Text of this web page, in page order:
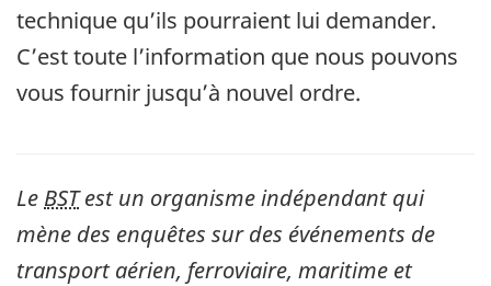
technique qu’ils pourraient lui demander.
C’est toute l’information que nous pouvons
vous fournir jusqu’à nouvel ordre.
Le BSTest un organisme indépendant qui
mène des enquêtes sur des événements de
transport aérien, ferroviaire, maritime et